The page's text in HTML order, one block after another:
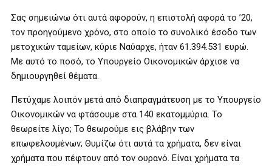
Σας σημειώνω ότι αυτά αφορούν, η επιστολή αφορά το ’20,
τον προηγούμενο χρόνο, στο οποίο το συνολικό έσοδο των
μετοχικών ταμείων, κύριε Ναύαρχε, ήταν 61.394.531 ευρώ.
Με αυτό το ποσό, το Υπουργείο Οικονομικών άρχισε να
δημιουργηθεί θέματα.
Πετύχαμε λοιπόν μετά από διαπραγμάτευση με το Υπουργείο
Οικονομικών να φτάσουμε στα 140 εκατομμύρια. Το
θεωρείτε λίγο; Το θεωρούμε εις βλάβην των
επωφελουμένων; Θυμίζω ότι αυτά τα χρήματα, δεν είναι
χρήματα που πέφτουν από τον ουρανό. Είναι χρήματα τα